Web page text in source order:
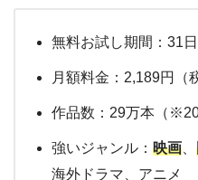
無料お試し期間：31
月額料金：2,189円（
作品数：29万本（
強いジャンル： 映画、
海外ドラマ、アニメ